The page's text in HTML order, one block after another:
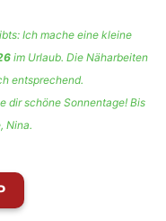
Ich mache eine kleine
im Urlaub. Die Näharbeiten
entsprechend.
dir schöne Sonnentage! Bis
Nina.